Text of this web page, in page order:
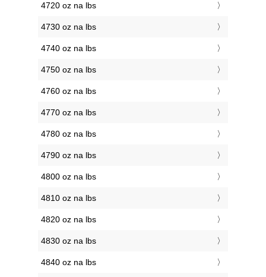
4720 oz na lbs
4730 oz na lbs
4740 oz na lbs
4750 oz na lbs
4760 oz na lbs
4770 oz na lbs
4780 oz na lbs
4790 oz na lbs
4800 oz na lbs
4810 oz na lbs
4820 oz na lbs
4830 oz na lbs
4840 oz na lbs